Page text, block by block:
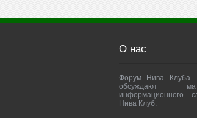
О нас
Форум Нива Клуба
обсуждают
информационного
Нива Клуб.